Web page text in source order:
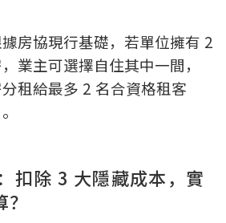
。
，中原按揭概不負責。
如有任何問題，可查詢：
中原工商舖
Centaline Mortgage Broker Limited 版權所有
房協現行基礎，若單位擁有 2
業主可選擇自住其中一間，
租給最多 2 名合資格租客
扣除 3 大隱藏成本，實